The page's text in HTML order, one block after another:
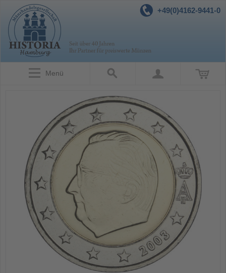
+49(0)4162-9441-0
Menü